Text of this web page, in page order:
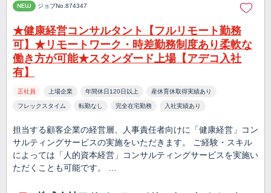
NEW ジョブNo.874347
★健康経営コンサルタント【フルリモート勤務
可】★リモートワーク・時差勤務制度あり柔軟な
働き方が可能★スタンダード上場【アデコ入社
有】
正社員 上場企業 年間休日120日以上 産休育休取得実績あり
フレックスタイム 転勤なし 完全在宅勤務 入社実績あり
担当する顧客企業の経営層、人事責任者向けに「健康経営」コン
サルティングサービスの実施をいただきます。 ご経験・スキル
によっては「人的資本経営」コンサルティングサービスを実施い
ただくことも可能です。 …